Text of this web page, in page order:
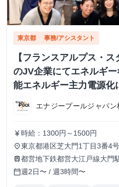
東京都 事務/アシスタント
【フランスアルプス・
のJV企業にてエネルギ
能エネルギー主力電源化
タッフ・アシスタン
ーバル且つフラットな職
ションスキルの向上機会
残業ほぼなし／大手電力
務OK／週に一度の勤務
エナジープールジャパン
currency_yen 時給：1300円～1500円
place東京都港区芝大門1丁目3番4
ト勤務です
train都営地下鉄都営大江戸線大門
分 JR山手線浜松町駅 徒歩8
calendar_today週2日〜 / 週3時間〜